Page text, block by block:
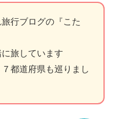
行ブログの『こた
旅しています
都道府県も巡りまし